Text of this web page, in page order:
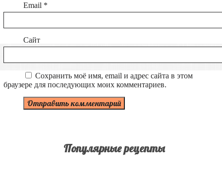
Email *
Сайт
Сохранить моё имя, email и адрес сайта в этом
браузере для последующих моих комментариев.
Популярные рецепты